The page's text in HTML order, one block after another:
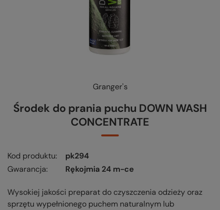
Granger's
Środek do prania puchu DOWN WASH
CONCENTRATE
Kod produktu
pk294
Gwarancja
Rękojmia 24 m-ce
Wysokiej jakości preparat do czyszczenia odzieży oraz
sprzętu wypełnionego puchem naturalnym lub